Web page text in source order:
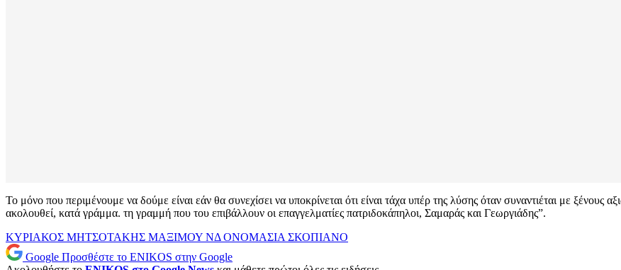
Το μόνο που περιμένουμε να δούμε είναι εάν θα συνεχίσει να υποκρίνεται ότι είναι τάχα υπέρ της λύσης όταν συναντιέται με ξένους
ακολουθεί, κατά γράμμα. τη γραμμή που του επιβάλλουν οι επαγγελματίες πατριδοκάπηλοι, Σαμαράς και Γεωργιάδης”.
ΚΥΡΙΑΚΟΣ ΜΗΤΣΟΤΑΚΗΣ ΜΑΞΙΜΟΥ ΝΔΟΝΟΜΑΣΙΑ ΣΚΟΠΙΑΝΟ
Google Προσθέστε το ENIKOS στην Google